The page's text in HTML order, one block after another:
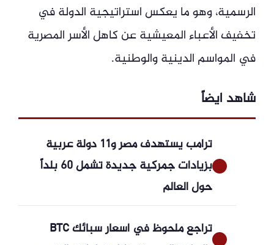
الرسمية، وهو ما يعكس استراتيجية الدولة في
تخفيف الأعباء المعيشية عن كاهل الأسر المصرية
في المواسم الدينية والوطنية.
شاهد ايضاً
ترامب يستهدف مصر و11 دولة عربية
بزيادات جمركية جديدة تشمل 60 بلداً
حول العالم
تراجع ملحوظ في أسعار سبائك BTC